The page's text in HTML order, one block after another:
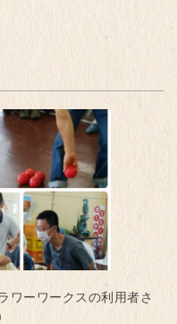
ワーワークスの利用者さ